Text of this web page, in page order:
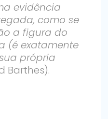
evidência
como se
a figura do
(é exatamente
própria
Barthes).